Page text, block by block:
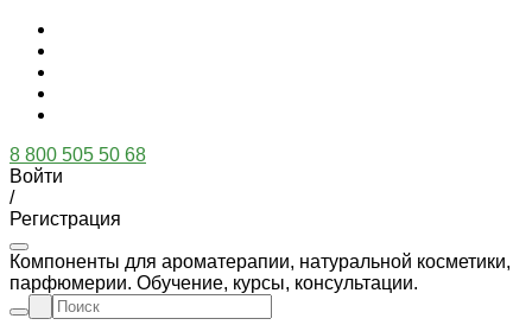
8 800 505 50 68
Войти
/
Регистрация
Компоненты для ароматерапии, натуральной косметики,
парфюмерии. Обучение, курсы, консультации.